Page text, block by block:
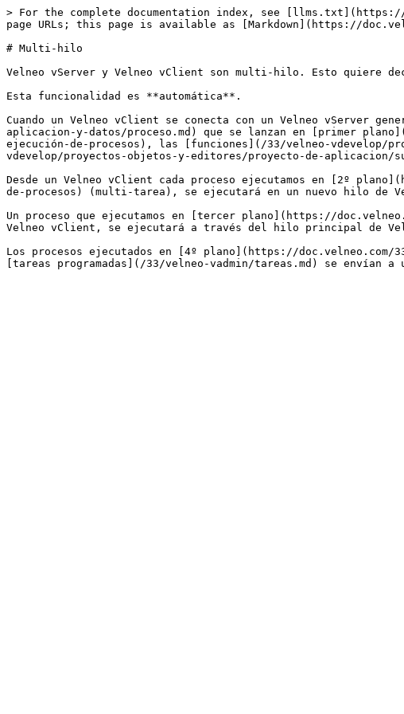
> For the complete documentation index, see
page URLs; this page is available as [Markdown](https://
# Multi-hilo
Velneo vServer y Velneo vClient son multi-hilo. Esto quiere
Esta funcionalidad es **automática**.
Cuando un Velneo vClient se conecta con un Velneo vServer
aplicacion-y-datos/proceso.md) que se lanzan en [primer
ejecución-de-procesos), las [funciones](/33/velneo-vdevelop/
vdevelop/proyectos-objetos-y-editores/proyecto-de-
Desde un Velneo vClient cada proceso ejecutamos en [2º
de-procesos) (multi-tarea), se ejecutará en un nuevo hilo de
Un proceso que ejecutamos en [tercer plano](https://
Velneo vClient, se ejecutará a través del hilo principal de
Los procesos ejecutados en [4º plano](https://doc.velneo.com/